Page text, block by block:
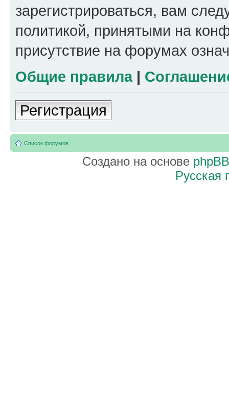
зарегистрироваться, вам
политикой, принятыми на
присутствие на форумах
Общие правила|
Регистрация
Список форумов
Создано на основе phpBB
Русская